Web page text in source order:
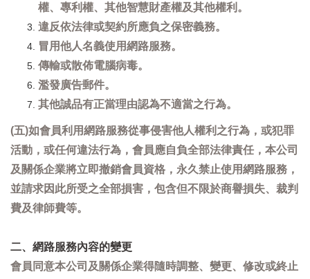
權、專利權、其他智慧財產權及其他權利。
違反依法律或契約所應負之保密義務。
冒用他人名義使用網路服務。
傳輸或散佈電腦病毒。
濫發廣告郵件。
其他誠品有正當理由認為不適當之行為。
(五)如會員利用網路服務從事侵害他人權利之行為，或犯罪
活動，或任何違法行為，會員應自負全部法律責任，本公司
及關係企業將立即撤銷會員資格，永久禁止使用網路服務，
並請求因此所受之全部損害，包含但不限於商譽損失、裁判
費及律師費等。
二、網路服務內容的變更
會員同意本公司及關係企業得隨時調整、變更、修改或終止